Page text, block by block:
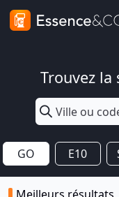
Trouvez
GO E10